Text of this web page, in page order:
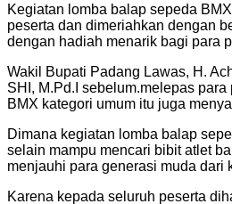
Kegiatan lomba balap sepeda
peserta dan dimeriahkan dengan
dengan hadiah menarik bagi para
Wakil Bupati Padang Lawas, H.
SHI, M.Pd.I sebelum.melepas
BMX kategori umum itu juga
Dimana kegiatan lomba balap
selain mampu mencari bibit atlet
menjauhi para generasi muda dari
Karena kepada seluruh peserta